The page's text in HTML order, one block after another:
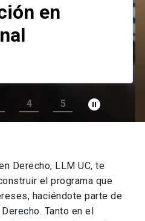
en
4 5 pause_circle_filled
Derecho, LLM UC, te
el programa que
haciéndote parte de
Tanto en el